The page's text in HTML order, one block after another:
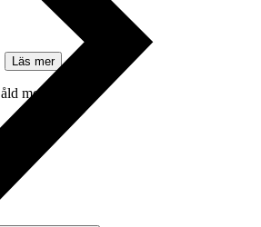
Läs mer
med Köp nu.